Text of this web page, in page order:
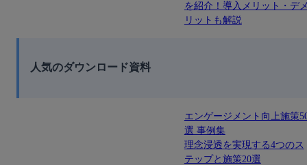
を紹介！導入メリット・デ
リットも解説
人気のダウンロード資料
エンゲージメント向上施策
選 事例集
理念浸透を実現する4つのス
テップと施策20選